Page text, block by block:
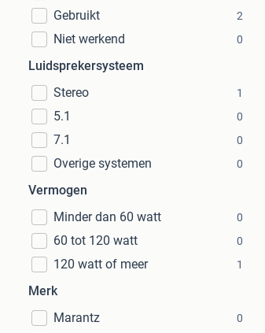
Gebruikt 2
Niet werkend 0
Luidsprekersysteem
Stereo
1
5.1 0
7.1 0
Overige systemen 0
Vermogen
Minder dan 60 watt
0
60 tot 120 watt 0
120 watt of meer 1
Merk
Marantz
0